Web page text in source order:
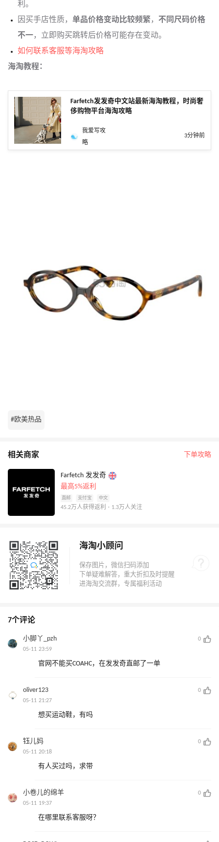
利。
因买手店性质， 单品价格变动比较频繁， 不同尺码价格
不一，立即购买跳转后价格可能存在变动。
如何联系客服等海淘攻略
海淘教程：
Farfetch发发奇中文站最新海淘教程，时尚奢
侈购物平台海淘攻略
我爱写攻
略
3分钟前
#欧美热品
相关商家 下单攻略
Farfetch 发发奇
最高5%返利
直邮 支付宝 中文
45.2万人获得返利 · 1.3万人关注
海淘小顾问
7个评论
小脚丫_pzh
0
05-11 23:59
官网不能买COAHC，在发发奇直邮了一单
oliver123
0
05-11 21:27
想买运动鞋，有吗
钰儿妈
0
05-11 20:18
有人买过吗，求带
小卷儿的绵羊
0
05-11 19:37
在哪里联系客服呀？